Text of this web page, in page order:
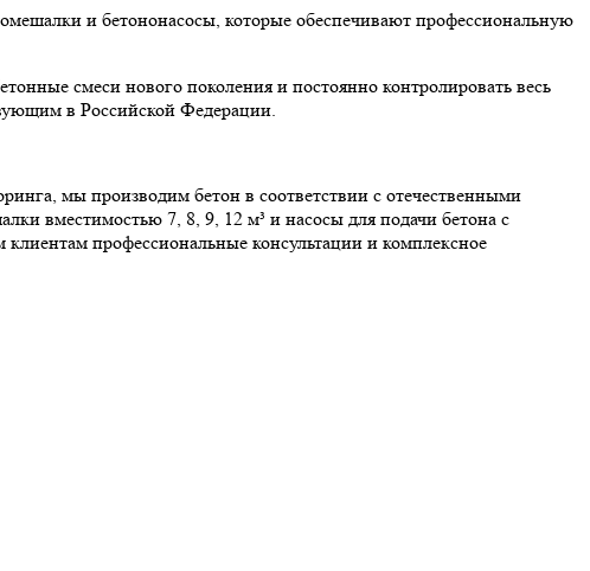
и бетононасосы, которые обеспечивают профессиональную
смеси нового поколения и постоянно контролировать весь
в Российской Федерации.
мы производим бетон в соответствии с отечественными
вместимостью 7, 8, 9, 12 м³ и насосы для подачи бетона с
профессиональные консультации и комплексное